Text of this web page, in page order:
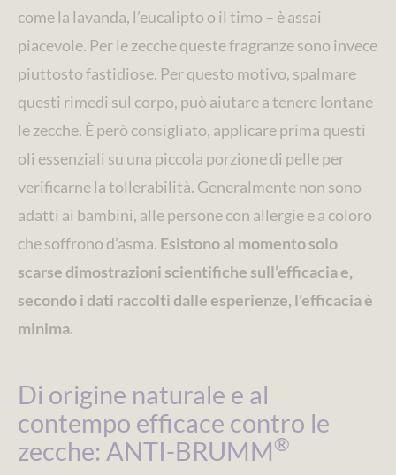
come la lavanda, l’eucalipto o il timo – è assai
piacevole. Per le zecche queste fragranze sono invece
piuttosto fastidiose. Per questo motivo, spalmare
questi rimedi sul corpo, può aiutare a tenere lontane
le zecche. È però consigliato, applicare prima questi
oli essenziali su una piccola porzione di pelle per
verificarne la tollerabilità. Generalmente non sono
adatti ai bambini, alle persone con allergie e a coloro
che soffrono d’asma. Esistono al momento solo
scarse dimostrazioni scientifiche sull’efficacia e,
secondo i dati raccolti dalle esperienze, l’efficacia è
minima.
Di origine naturale e al
contempo efficace contro le
zecche: ANTI-BRUMM®